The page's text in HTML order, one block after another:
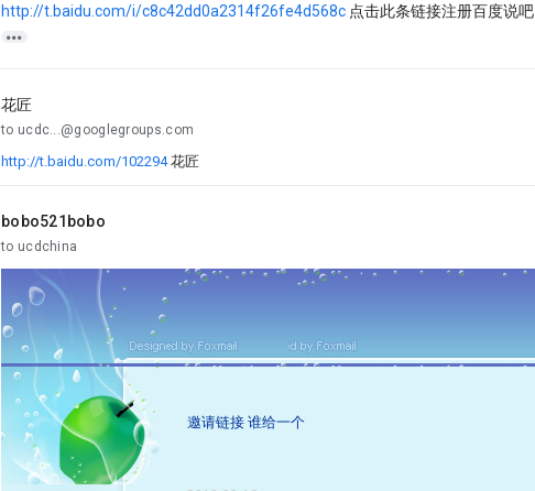
http://t.baidu.com/i/c8c42dd0a2314f26fe4d568c 点击此条链接注册百度说吧

花匠
unread,
to ucdc...@googlegroups.com
http://t.baidu.com/102294花匠
bobo521bobo
unread,
to ucdchina
邀请链接 谁给一个